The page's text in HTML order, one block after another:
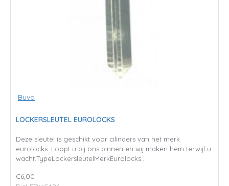
Buva
LOCKERSLEUTEL EUROLOCKS
Deze sleutel is geschikt voor cilinders van het merk
eurolocks. Loopt u bij ons binnen en wij maken hem terwijl u
wacht.TypeLockersleutelMerkEurolocks..
€6,00